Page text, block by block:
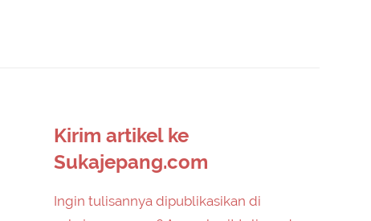
Kirim artikel ke
Sukajepang.com
Ingin tulisannya dipublikasikan di